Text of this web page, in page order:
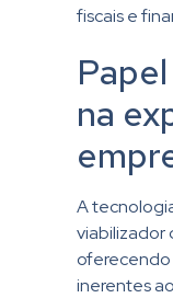
fiscais e
na
A
viabilizador
oferecendo
inerentes